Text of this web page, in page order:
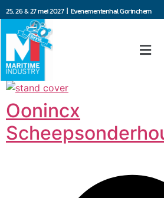
25, 26 & 27 mei 2027 | Evenementenhal Gorinchem
Oonincx